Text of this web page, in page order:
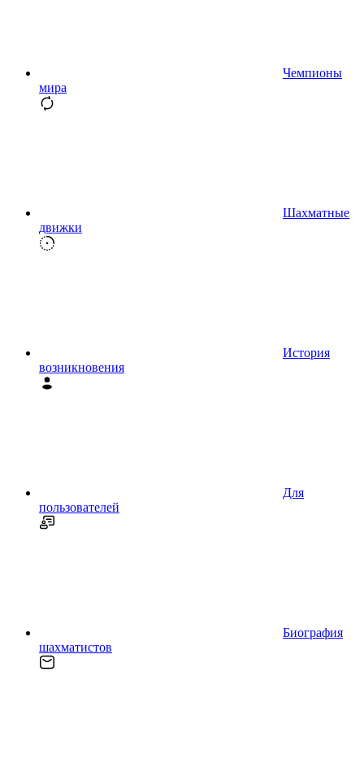
Чемпионы
мира
Шахматные
движки
История
возникновения
Для
пользователей
Биография
шахматистов